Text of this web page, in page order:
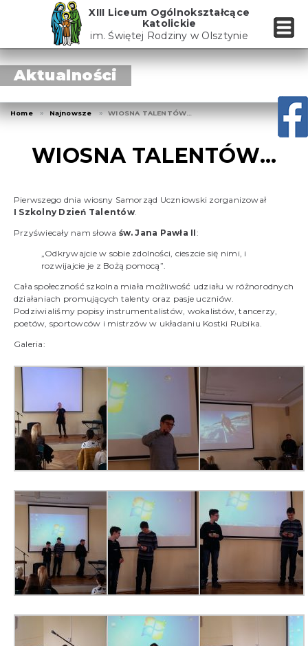
XIII Liceum Ogólnokształcące
Katolickie
im. Świętej Rodziny w Olsztynie
Aktualności
Home Najnowsze WIOSNA TALENTÓW…
WIOSNA TALENTÓW…
Pierwszego dnia wiosny Samorząd Uczniowski zorganizował
I Szkolny Dzień Talentów.
Przyświecały nam słowa św. Jana Pawła II:
„Odkrywajcie w sobie zdolności, cieszcie się nimi, i
rozwijajcie je z Bożą pomocą”.
Cała społeczność szkolna miała możliwość udziału w różnorodnych
działaniach promujących talenty oraz pasje uczniów.
Podziwialiśmy popisy instrumentalistów, wokalistów, tancerzy,
poetów, sportowców i mistrzów w układaniu Kostki Rubika.
Galeria: